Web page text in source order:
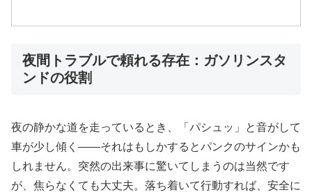
夜間トラブルで頼れる存在：ガソリンスタ
ンドの役割
夜の静かな道を走っているとき、「パシュッ」と音がして
車が少し傾く——それはもしかするとパンクのサインかも
しれません。突然の出来事に驚いてしまうのは当然です
が、焦らなくても大丈夫。落ち着いて行動すれば、安全に